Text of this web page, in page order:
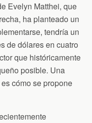
Evelyn Matthei, que
ha planteado un
tendría un
de dólares en cuatro
que históricamente
posible. Una
cómo se propone